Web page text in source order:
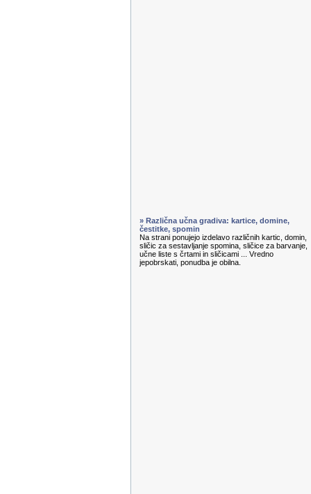
» Različna učna gradiva: kartice, domine,
čestitke, spomin
Na strani ponujejo izdelavo različnih kartic, domin,
sličic za sestavljanje spomina, sličice za barvanje,
učne liste s črtami in sličicami ... Vredno
jepobrskati, ponudba je obilna.